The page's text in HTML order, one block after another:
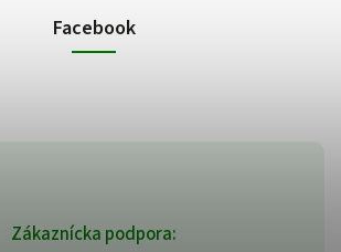
Zákaznícka podpora:
Facebook